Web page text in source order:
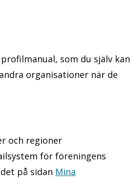
som du själv kan
organisationer när de
och regioner
för föreningens
på sidan Mina